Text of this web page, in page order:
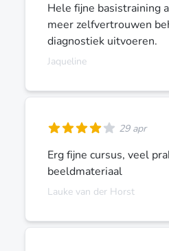
Hele fijne basistraining
meer zelfvertrouwen
diagnostiek uitvoeren.
Jaqueline
29 apr
Erg fijne cursus, veel
beeldmateriaal
Lauke van der Horst